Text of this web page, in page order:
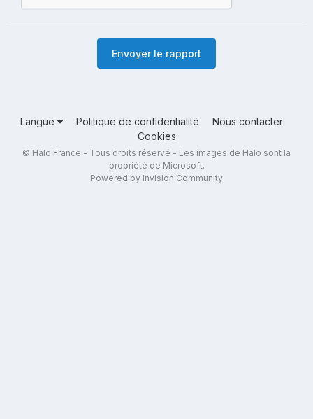
Envoyer le rapport
Langue Politique de confidentialité
Nous contacter
Cookies
© Halo France - Tous droits réservé - Les images de Halo sont la
propriété de Microsoft.
Powered by Invision Community